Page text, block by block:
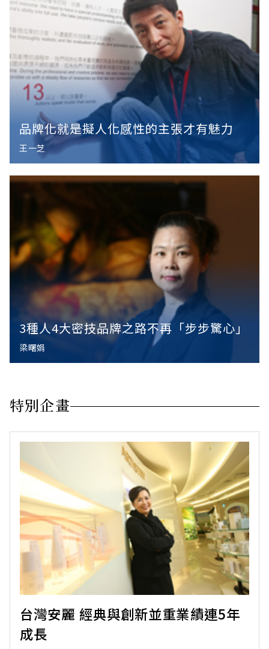
品牌化就是擬人化感性的主張才有魅力
王一芝
3種人4大密技品牌之路不再「步步驚心」
梁曙娟
特別企畫
台灣安麗 經典與創新並重業績連5年
成長